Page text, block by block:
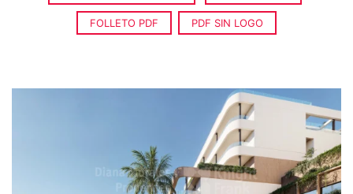
FOLLETO PDF PDF SIN LOGO